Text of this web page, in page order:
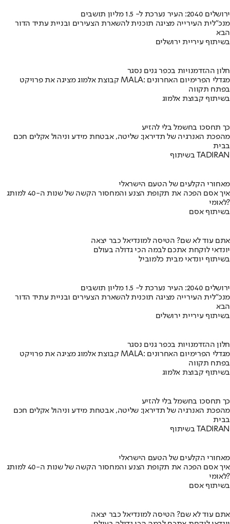
ירושלים 2040: העיר נערכת ל- 1.5 מליון תושבים
מנכ"לית העירייה מציגה תוכנית להשארת הצעירים ובניית עתיד הדור
הבא
בשיתוף עיריית ירושלים
חלון ההזדמנויות בכפר גנים נסגר
קבוצת אלמוג מציגה את פרויקט MALA: מגדלי הפרימיום האחרונים
בפתח תקווה
בשיתוף קבוצת אלמוג
כך תחסכו בחשמל בלי להזיע
מהפכת האנרגיה של תדיראן: שליטה, אבטחת מידע וניהול אקלים חכם
בבית
בשיתוף TADIRAN
מאחורי הקלעים של הטעם הישראלי
איך אסם הפכה את תקופת הצנע והמחסור הקשה של שנות ה-40 למותג
לאומי?
בשיתוף אסם
אתם עוד לא שם? הטיסה למונדיאל כבר יצאה
יונדאי לוקחת אתכם לבמה הכי גדולה בעולם
בשיתוף יונדאי מבית כלמוביל
ירושלים 2040: העיר נערכת ל- 1.5 מליון תושבים
מנכ"לית העירייה מציגה תוכנית להשארת הצעירים ובניית עתיד הדור
הבא
בשיתוף עיריית ירושלים
חלון ההזדמנויות בכפר גנים נסגר
קבוצת אלמוג מציגה את פרויקט MALA: מגדלי הפרימיום האחרונים
בפתח תקווה
בשיתוף קבוצת אלמוג
כך תחסכו בחשמל בלי להזיע
מהפכת האנרגיה של תדיראן: שליטה, אבטחת מידע וניהול אקלים חכם
בבית
בשיתוף TADIRAN
מאחורי הקלעים של הטעם הישראלי
איך אסם הפכה את תקופת הצנע והמחסור הקשה של שנות ה-40 למותג
לאומי?
בשיתוף אסם
אתם עוד לא שם? הטיסה למונדיאל כבר יצאה